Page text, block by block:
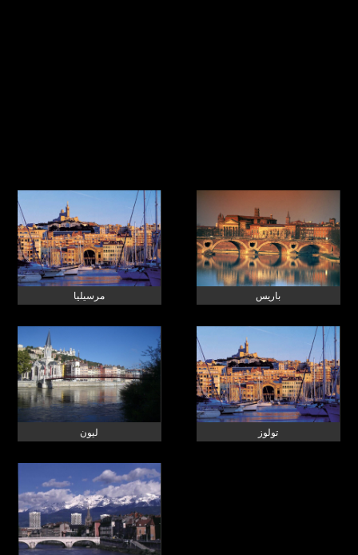
مرسيليا باريس
ليون تولوز